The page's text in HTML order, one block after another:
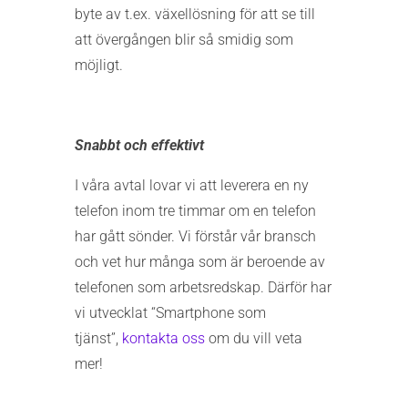
byte av t.ex. växellösning för att se till
att övergången blir så smidig som
möjligt.
Snabbt och effektivt
I våra avtal lovar vi att leverera en ny
telefon inom tre timmar om en telefon
har gått sönder. Vi förstår vår bransch
och vet hur många som är beroende av
telefonen som arbetsredskap. Därför har
vi utvecklat “Smartphone som
tjänst”, kontakta oss om du vill veta
mer!